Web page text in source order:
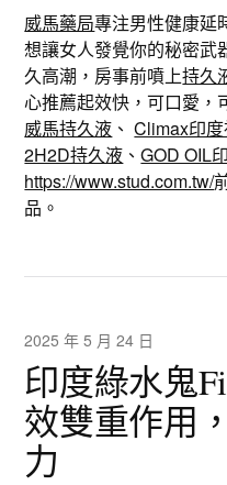
威馬藥局專注男性健康延
想讓女人發覺你的秘密武
久高潮，房事前噴上持久
心推薦起效快，可口愛，
威馬持久液 、Climax印
2H2D持久液 、GOD OIL
https://www.stud.com.tw/
品。
2025 年 5 月 24 日
印度綠水鬼
效雙重作用
力